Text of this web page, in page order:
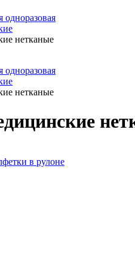
нетканые
нетканые
в рулоне